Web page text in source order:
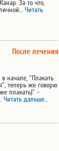
За то что,
Читать
После лечения
начале, "Плакать
теперь же говорю
плакать)" -
Читать дальше...